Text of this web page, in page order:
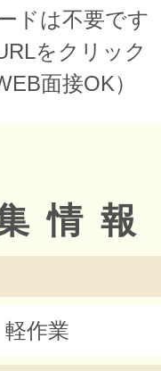
ドは不要です
をクリック
面接OK）
情報
作業